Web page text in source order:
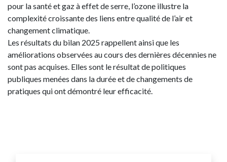
pour la santé et gaz à effet de serre, l’ozone illustre la
complexité croissante des liens entre qualité de l’air et
changement climatique.
Les résultats du bilan 2025 rappellent ainsi que les
améliorations observées au cours des dernières décennies ne
sont pas acquises. Elles sont le résultat de politiques
publiques menées dans la durée et de changements de
pratiques qui ont démontré leur efficacité.